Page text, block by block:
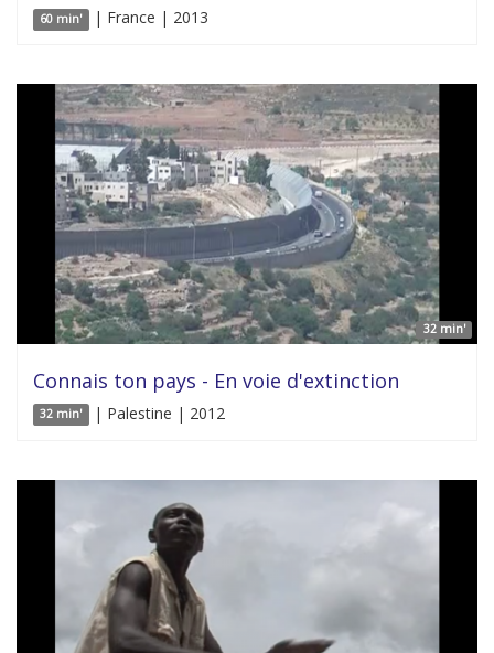
60 min' | France | 2013
32 min'
Connais ton pays - En voie d'extinction
32 min' | Palestine | 2012